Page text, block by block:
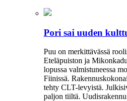
Pori sai uuden
Puu on merkittävässä
Eteläpuiston ja
lopussa valmistuneessa
Fiinissä.
tehty CLT-levyistä.
paljon tiiltä.